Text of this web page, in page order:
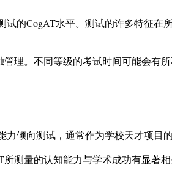
的CogAT水平。测试的许多特征在
理。不同等级的考试时间可能会有
倾向测试，通常作为学校天才项目的
所测量的认知能力与学术成功有显著